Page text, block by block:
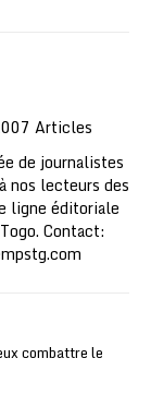
Articles
de journalistes
nos lecteurs des
ligne éditoriale
Contact:
combattre le